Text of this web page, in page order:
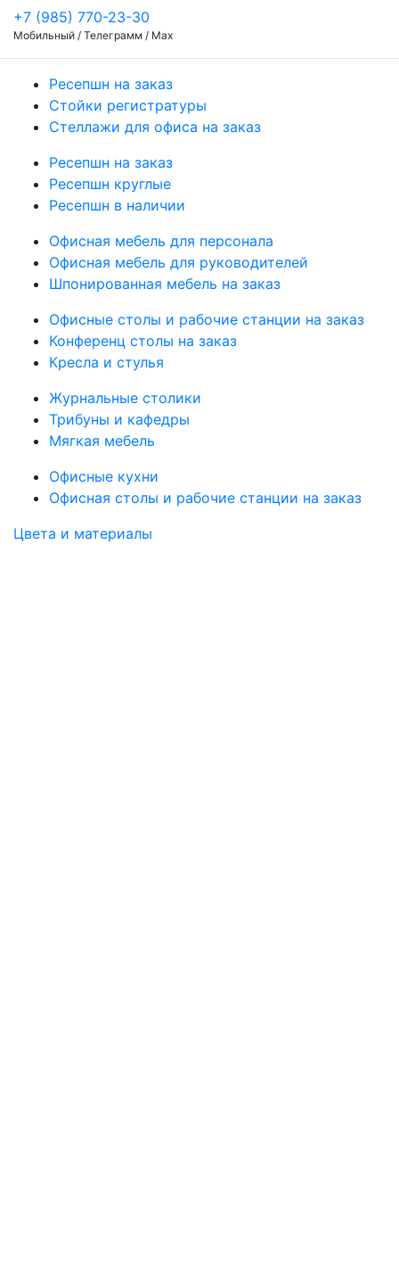
+7 (985) 770-23-30
Мобильный / Телеграмм / Max
Ресепшн на заказ
Стойки регистратуры
Стеллажи для офиса на заказ
Ресепшн на заказ
Ресепшн круглые
Ресепшн в наличии
Офисная мебель для персонала
Офисная мебель для руководителей
Шпонированная мебель на заказ
Офисные столы и рабочие станции на заказ
Конференц столы на заказ
Кресла и стулья
Журнальные столики
Трибуны и кафедры
Мягкая мебель
Офисные кухни
Офисная столы и рабочие станции на заказ
Цвета и материалы